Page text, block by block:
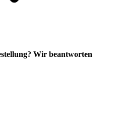
Wir beantworten